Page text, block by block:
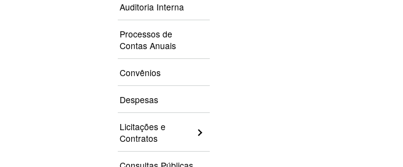
Auditoria Interna
Processos de
Contas Anuais
Convênios
Despesas
Licitações e
Contratos